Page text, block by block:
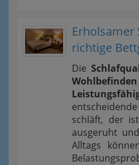
Erholsamer
richtige
Die
schläft, der
ausgeruht
Alltags